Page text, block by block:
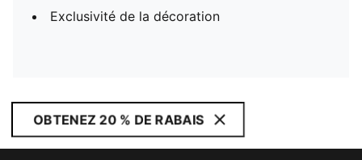
Exclusivité de la décoration
OBTENEZ 20 % DE RABAIS